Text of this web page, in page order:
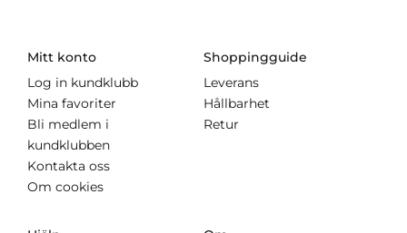
Mitt konto
Log in kundklubb
Mina favoriter
Bli medlem i
kundklubben
Kontakta oss
Om cookies
Shoppingguide
Leverans
Hållbarhet
Retur